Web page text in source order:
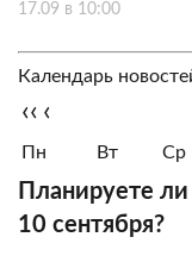
17.09 в 10:00
Календарь
‹‹ ‹
Пн Вт Ср
Планируете
10 сентября?